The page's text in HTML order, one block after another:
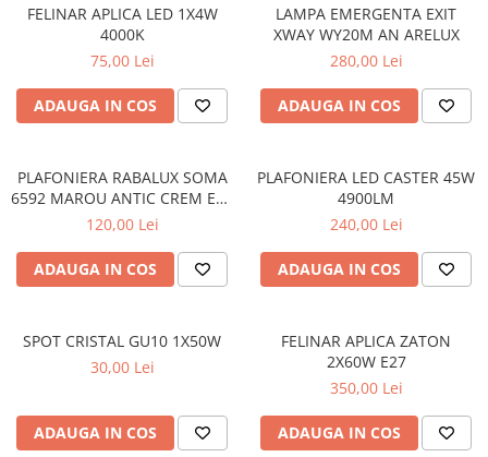
PLAFONIERE MODERNE
VEIOZE MODERNE
SUSPENSII CU LED
PLAFONIERE CU LED
MINI SPOTURI MAGNETICE &
ACCESORII
LAMPADARE CU LED
APLICE VINTAGE
PLAFONIERE VINTAGE
SUSPENSII COPII
FELINAR APLICA LED 1X4W
4000K
75,00 Lei
ADAUGA IN COS
LAMPA EMERGENTA EXIT
XWAY WY20M AN ARELUX
280,00 Lei
ADAUGA IN COS
PLAFONIERA RABALUX SOMA
6592 MAROU ANTIC CREM E14
2X40W 350MM
120,00 Lei
ADAUGA IN COS
PLAFONIERA LED CASTER 45W
4900LM
240,00 Lei
ADAUGA IN COS
SPOT CRISTAL GU10 1X50W
30,00 Lei
ADAUGA IN COS
FELINAR APLICA ZATON
2X60W E27
350,00 Lei
ADAUGA IN COS